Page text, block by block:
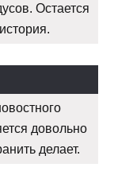
Остается
довольно
делает.